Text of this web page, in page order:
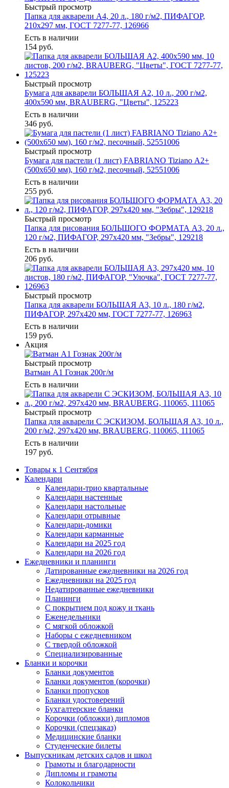
Быстрый просмотр
Папка для акварели А4, 20 л., 180 г/м2, ПИФАГОР,
210х297 мм, ГОСТ 7277-77, 126966
Есть в наличии
154 руб.
Быстрый просмотр
Бумага для акварели БОЛЬШАЯ А2, 10 л., 200 г/м2,
400х590 мм, BRAUBERG, "Цветы", 125223
Есть в наличии
346 руб.
Быстрый просмотр
Бумага для пастели (1 лист) FABRIANO Tiziano А2+
(500х650 мм), 160 г/м2, песочный, 52551006
Есть в наличии
255 руб.
Быстрый просмотр
Папка для рисования БОЛЬШОГО ФОРМАТА А3, 20 л.,
120 г/м2, ПИФАГОР, 297х420 мм, "Зебры", 129218
Есть в наличии
206 руб.
Быстрый просмотр
Папка для акварели БОЛЬШАЯ А3, 10 л., 180 г/м2,
ПИФАГОР, 297х420 мм, ГОСТ 7277-77, 126963
Есть в наличии
159 руб.
Акция
Быстрый просмотр
Ватман А1 Гознак 200г/м
Есть в наличии
Быстрый просмотр
Папка для акварели С ЭСКИЗОМ, БОЛЬШАЯ А3, 10 л.,
200 г/м2, 297х420 мм, BRAUBERG, 110065, 111065
Есть в наличии
197 руб.
Товары к 1 Сентября
Календари
Календари-трио квартальные
Календари настенные
Календари настольные
Календари отрывные
Календари-домики
Календари карманные
Календари на 2025 год
Календари на 2026 год
Ежедневники и планинги
Датированные ежедневники на 2026 год
Ежедневники на 2025 год
Недатированные ежедневники
Планинги
С покрытием под кожу и ткань
Еженедельники
С мягкой обложкой
Наборы с ежедневником
С твердой обложкой
Специализированные
Бланки и корочки
Бланки документов
Бланки документов (корочки)
Бланки пропусков
Бланки удостоверений
Бухгалтерские бланки
Корочки (обложки) дипломов
Корочки (спецзаказ)
Медицинские бланки
Студенческие билеты
Выпускникам детских садов и школ
Грамоты и благодарности
Дипломы и грамоты
Колокольчики